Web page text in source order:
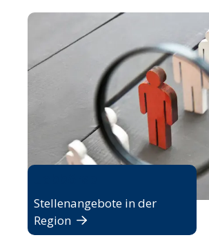
Stellenangebote in der
Region